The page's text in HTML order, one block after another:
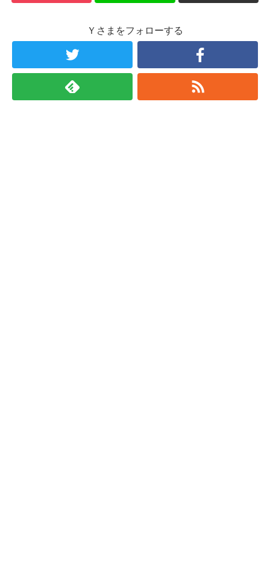
Ｙさまをフォローする